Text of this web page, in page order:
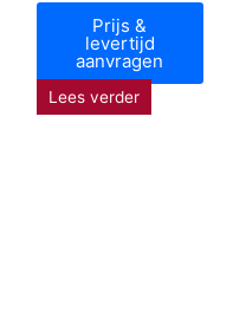
Prijs &
levertijd
aanvragen
Lees verder